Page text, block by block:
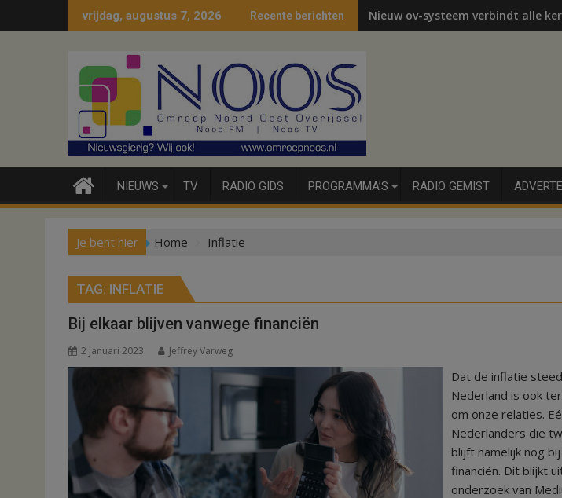
naar
vrijdag, augustus 7, 2026 Recente berichten Nieuw ov-systeem verbindt alle
NIEUWS TV RADIO GIDS PROGRAMMA’S RADIO GEMIST
Je bent hier Home Inflatie
TAG: INFLATIE
Bij elkaar blijven vanwege financiën
2 januari 2023 Jeffrey Varweg
Dat de inflatie
Nederland is ook
om onze relaties.
Nederlanders die
blijft namelijk nog
financiën. Dit blijkt
onderzoek van